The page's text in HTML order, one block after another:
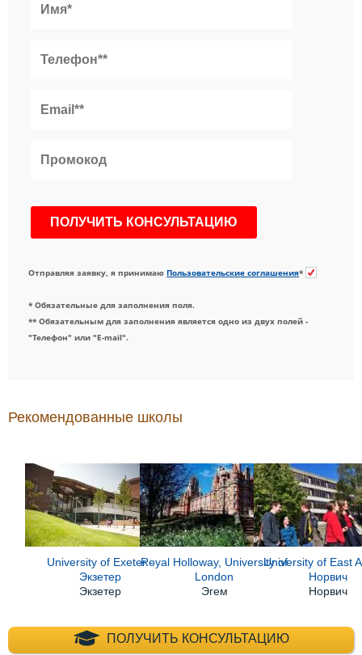
Отправляя заявку, я принимаю Пользовательские соглашения*
* Обязательные для заполнения поля.
** Обязательным для заполнения является одно из двух полей -
"Телефон" или "E-mail".
Рекомендованные школы
University of Exeter -
Экзетер
Экзетер
Royal Holloway, University of
London
Эгем
University of East
Норвич
Норвич
ПОЛУЧИТЬ КОНСУЛЬТАЦИЮ
+7 (495) 660-35-